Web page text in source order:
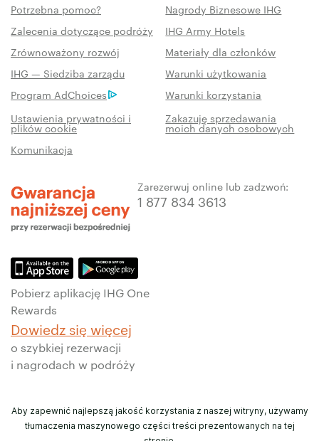
Potrzebna pomoc?
Nagrody Biznesowe IHG
Zalecenia dotyczące podróży
IHG Army Hotels
Zrównoważony rozwój
Materiały dla członków
IHG — Siedziba zarządu
Warunki użytkowania
Program AdChoices
Warunki korzystania
Ustawienia prywatności i
plików cookie
Zakazuję sprzedawania
moich danych osobowych
Komunikacja
Zarezerwuj online lub zadzwoń:
1 877 834 3613
Pobierz aplikację IHG One
Rewards
Dowiedz się więcej
o szybkiej rezerwacji
i nagrodach w podróży
Aby zapewnić najlepszą jakość korzystania z naszej witryny, używamy
tłumaczenia maszynowego części treści prezentowanych na tej